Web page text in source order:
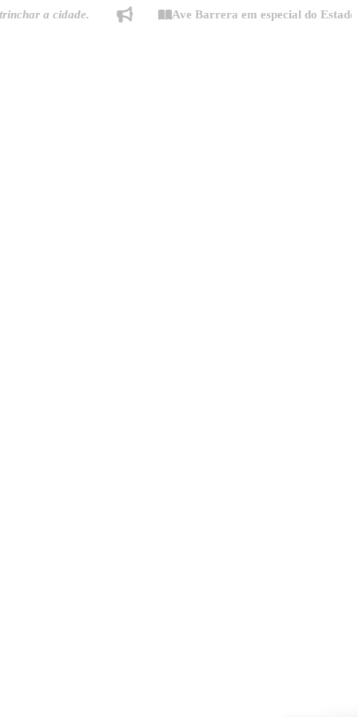
cidade. Ave Barrera em especial do Estado de